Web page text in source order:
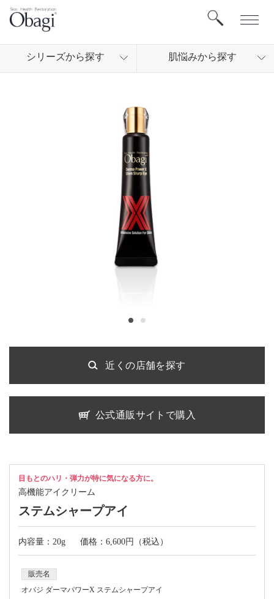
シリ ーズから探す 肌悩みから探す
近くの店舗を探す
公式通販サイトで購入
目もとのハリ・弾力が特に気になる方に。
高機能アイクリーム
ステムシャープアイ
内容量：20g 価格：6,600円（税込）
販売名
オバジ ダーマパワーX ステムシャープアイ